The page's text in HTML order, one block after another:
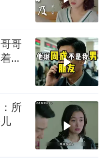
哥
打
所